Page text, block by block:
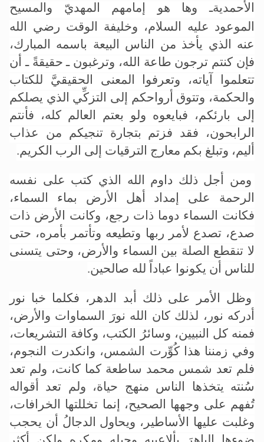
الأحمديةـ وها هو إمامهم المهديّ والمسيح
الموعود عليه السلام، وخليفة الوقت رضي الله
عنه الذي يأخذ من الناس البيعة باسمه المبارك،
فإن كنتم ترجون طاعة الله، وترغبون ـ حقيقةً ـ أن
تتعلموا آياته، وتعرفوا المعنى الحقيقيَّ للكتاب
والحكمة، وتتوق أرواحكم إلى التزكِّي الذي يصلكم
إلى بارئكم، فبايعوه ولو بعتم العالم كله، فأنتم
الرابحون، فقد فزتم بتجارة تنجيكم من عذاب
أليم، وتبلغ بكم معارج الترقيات إلى الرب الكريم.
ومن أجل ذلك داوم الله الذي كتب على نفسه
الرحمة على إمداد أهل الأرض بماء السماء،
فكانت السماء دوما ذات رجع، وكانت الأرض ذات
صدع، تصدع لأمر ربها وتطيعه وتأتمر بأمره، حتى
لا تنقطع الصلة بين السماء والأرض، وحتى يتسنى
للناس أن يكونوا عباداً لله صالحين.
وظل الأمر على ذلك أبد الدهر، فكلما خبا نور
أدركه نور، لذلك كان الله نورَ السماوات والأرض،
فمنه كل النبيين، وسائرُ الكتب، وكافة التشريعات،
وفي زمننا هذا كُوِّرت الشمس، وانكدرت النجوم،
فلم تعد شمس محمد ساطعة كما كانت، ولم تعد
سُنته يتخذها الناس منهج حياة، ولم تعد أقواله
تُفهم على وجهها الصحيح، إنما تخللتها الخرافات،
وغلبت عليها الأساطير، ويحاول الدجالُ أن يحجب